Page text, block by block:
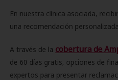
En nuestra clínica asociada,
una recomendación
A través de la cobertura de
de 60 días gratis, opciones de
expertos para presentar